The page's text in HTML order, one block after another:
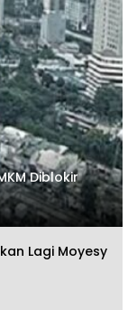
Diblokir
Lagi Moyesy